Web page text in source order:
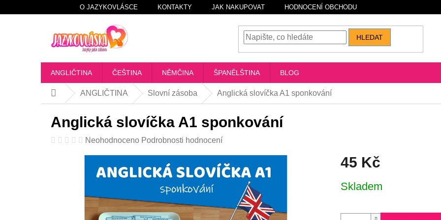
na
O JAZYKOVLÁSCE KONTAKTY JAK NAKUPOVAT HODNOCENÍ OBCHODU
HLEDAT
ANGLIČTINA ČEŠTINA NĚMČINA ŠPANĚLŠTINA BLOG
DomůANGLIČTINA Slovní zásoba Anglická slovíčka A1 sponkování
Anglická slovíčka A1 sponkování
Průměrné
produktu
Neohodnoceno Podrobnosti hodnocení
45 Kč
cena:
Skladem